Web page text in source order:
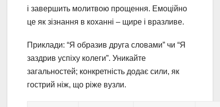
і завершить молитвою прощення. Емоційно
це як зізнання в коханні – щире і вразливе.
Приклади: “Я образив друга словами” чи “Я
заздрив успіху колеги”. Уникайте
загальностей; конкретність додає сили, як
гострий ніж, що ріже вузли.